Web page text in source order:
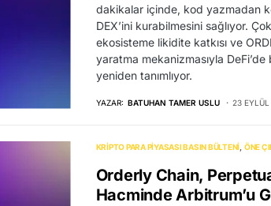
dakikalar içinde, kod yazmadan
DEX’ini kurabilmesini sağlıyor.
ekosisteme likidite katkısı ve
yaratma mekanizmasıyla
yeniden tanımlıyor.
YAZAR: BATUHAN TAMER USLU 23
KRIPTO PARA PIYASASI BASIN BÜLTENI ÖNE
Orderly Chain,
Hacminde Arbitrum’u